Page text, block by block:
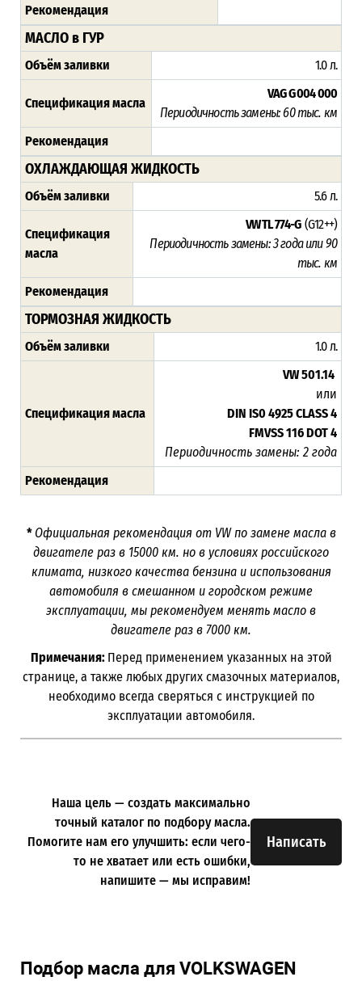
Рекомендация
МАСЛО в ГУР
Объём заливки 1.0 л.
Спецификация масла
VAG G 004 000
Периодичность замены:60 тыс. км
Рекомендация
ОХЛАЖДАЮЩАЯ ЖИДКОСТЬ
Объём заливки 5.6 л.
Спецификация
масла
VW TL 774-G (G12++)
Периодичность замены: 3 года или 90
тыс. км
Рекомендация
ТОРМОЗНАЯ ЖИДКОСТЬ
Объём заливки 1.0 л.
Спецификация масла
VW 501.14
или
DIN IS0 4925 CLASS 4
FMVSS 116 DOT 4
Периодичность замены: 2 года
Рекомендация
*Официальная рекомендация от VW по замене масла в
двигателе раз в 15000 км. но в условиях российского
климата, низкого качества бензина и использования
автомобиля в смешанном и городском режиме
эксплуатации, мы рекомендуем менять масло в
двигателе раз в 7000 км.
Примечания: Перед применением указанных на этой
странице, а также любых других смазочных материалов,
необходимо всегда сверяться с инструкцией по
эксплуатации автомобиля.
Написать
Наша цель — создать максимально
точный каталог по подбору масла.
Помогите нам его улучшить: если чего-
то не хватает или есть ошибки,
напишите — мы исправим!
Подбор масла для VOLKSWAGEN